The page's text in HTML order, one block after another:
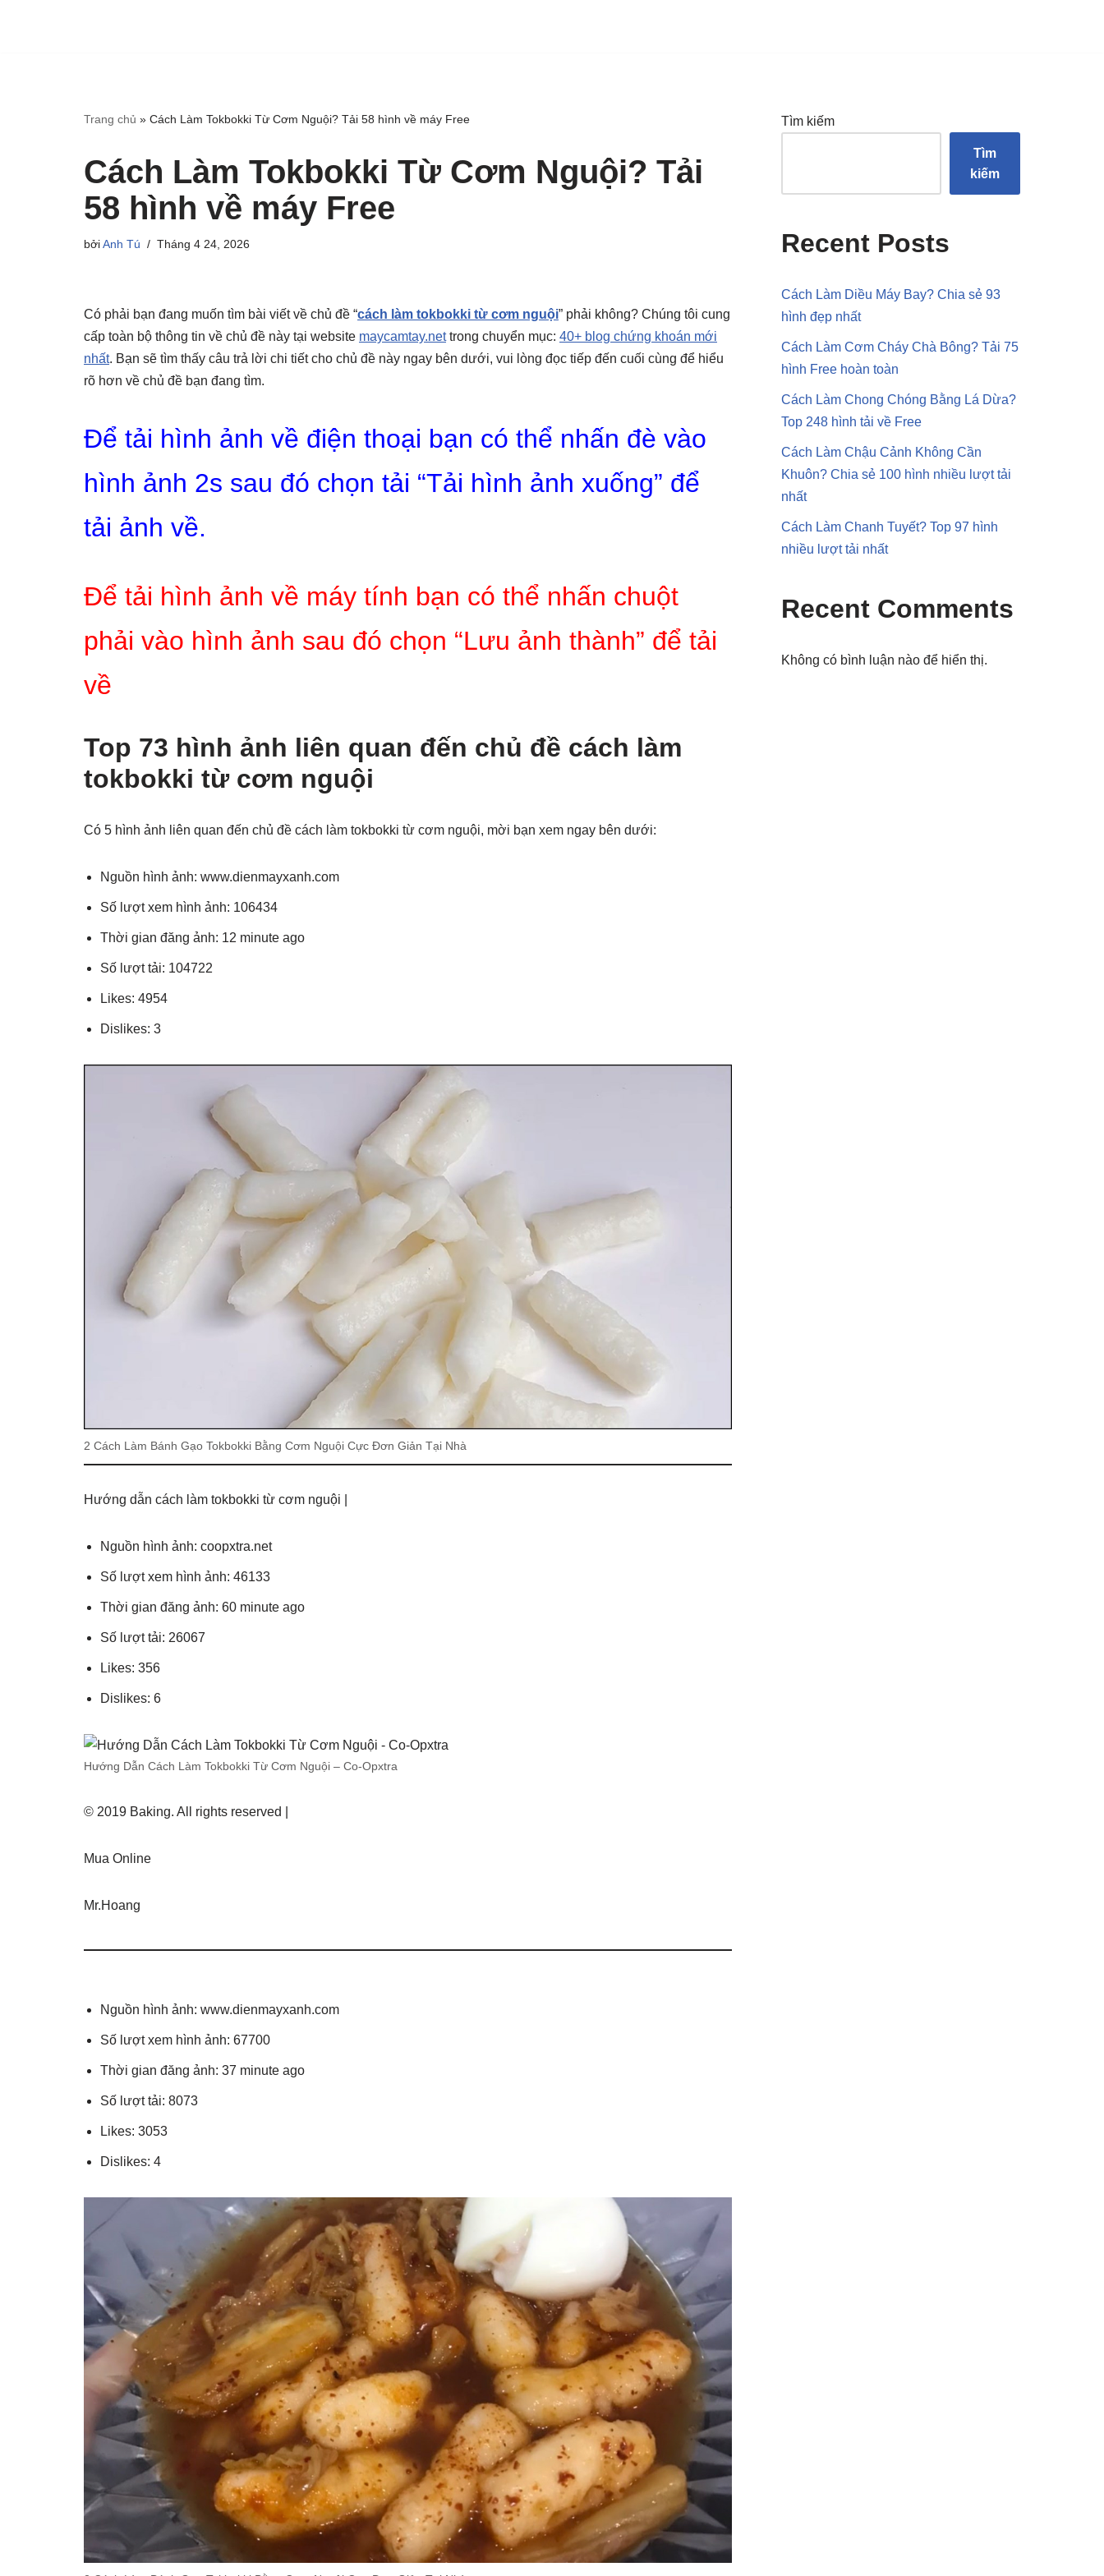
Trang chủ » Cách Làm Tokbokki Từ Cơm Nguội? Tải 58 hình về máy Free
Cách Làm Tokbokki Từ Cơm Nguội? Tải
58 hình về máy Free
bởiAnh Tú Tháng 4 24, 2026
Có phải bạn đang muốn tìm bài viết về chủ đề “cách làm tokbokki từ cơm nguội” phải không? Chúng tôi cung
cấp toàn bộ thông tin về chủ đề này tại website maycamtay.nettrong chuyển mục: 40+ blog chứng khoán mới
nhất. Bạn sẽ tìm thấy câu trả lời chi tiết cho chủ đề này ngay bên dưới, vui lòng đọc tiếp đến cuối cùng để hiểu
rõ hơn về chủ đề bạn đang tìm.
Để tải hình ảnh về điện thoại bạn có thể nhấn đè vào
hình ảnh 2s sau đó chọn tải “Tải hình ảnh xuống” để
tải ảnh về.
Để tải hình ảnh về máy tính bạn có thể nhấn chuột
phải vào hình ảnh sau đó chọn “Lưu ảnh thành” để tải
về
Top 73 hình ảnh liên quan đến chủ đề cách làm
tokbokki từ cơm nguội
Có 5 hình ảnh liên quan đến chủ đề cách làm tokbokki từ cơm nguội, mời bạn xem ngay bên dưới:
Nguồn hình ảnh: www.dienmayxanh.com
Số lượt xem hình ảnh: 106434
Thời gian đăng ảnh: 12 minute ago
Số lượt tải: 104722
Likes: 4954
Dislikes: 3
2 Cách Làm Bánh Gạo Tokbokki Bằng Cơm Nguội Cực Đơn Giản Tại Nhà
Hướng dẫn cách làm tokbokki từ cơm nguội |
Nguồn hình ảnh: coopxtra.net
Số lượt xem hình ảnh: 46133
Thời gian đăng ảnh: 60 minute ago
Số lượt tải: 26067
Likes: 356
Dislikes: 6
Hướng Dẫn Cách Làm Tokbokki Từ Cơm Nguội – Co-Opxtra
© 2019 Baking. All rights reserved |
Mua Online
Mr.Hoang
Nguồn hình ảnh: www.dienmayxanh.com
Số lượt xem hình ảnh: 67700
Thời gian đăng ảnh: 37 minute ago
Số lượt tải: 8073
Likes: 3053
Dislikes: 4
Tìm kiếm
Tìm
kiếm
Recent Posts
Cách Làm Diều Máy Bay? Chia sẻ 93
hình đẹp nhất
Cách Làm Cơm Cháy Chà Bông? Tải 75
hình Free hoàn toàn
Cách Làm Chong Chóng Bằng Lá Dừa?
Top 248 hình tải về Free
Cách Làm Chậu Cảnh Không Cần
Khuôn? Chia sẻ 100 hình nhiều lượt tải
nhất
Cách Làm Chanh Tuyết? Top 97 hình
nhiều lượt tải nhất
Recent Comments
Không có bình luận nào để hiển thị.